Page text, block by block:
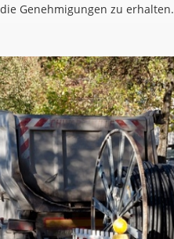
Genehmigungen zu erhalten.